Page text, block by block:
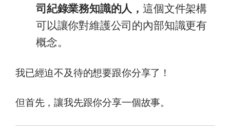
司紀錄業務知識的人，這個文件架構
可以讓你對維護公司的內部知識更有
概念。
我已經迫不及待的想要跟你分享了！
但首先，讓我先跟你分享一個故事。